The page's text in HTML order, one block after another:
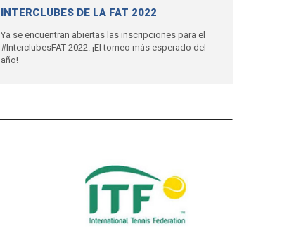
INTERCLUBES DE LA FAT 2022
Ya se encuentran abiertas las inscripciones para el
#InterclubesFAT 2022. ¡El torneo más esperado del
año!